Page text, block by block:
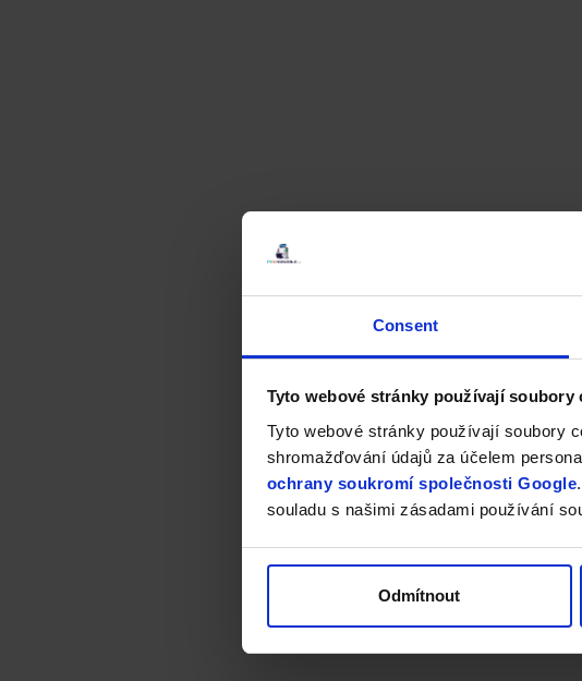
Consent
Tyto webové stránky používají soubory
Tyto webové stránky používají soubory
shromažďování údajů za účelem
ochrany soukromí společnosti Google
souladu s našimi zásadami používání
Odmítnout